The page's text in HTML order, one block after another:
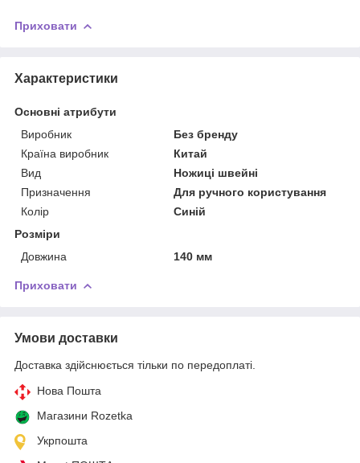
Приховати
Характеристики
Основні атрибути
Виробник
Без бренду
Країна виробник
Китай
Вид
Ножиці швейні
Призначення
Для ручного користування
Колір
Синій
Розміри
Довжина
140 мм
Приховати
Умови доставки
Доставка здійснюється тільки по передоплаті.
Нова Пошта
Магазини Rozetka
Укрпошта